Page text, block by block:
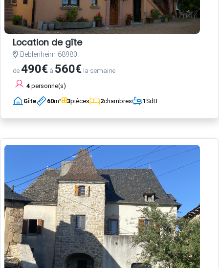
Location de gîte
Beblenheim 68980
de490€ à 560€ la semaine
4 personne(s)
Gîte 60m² 3pièces 2chambres 1SdB